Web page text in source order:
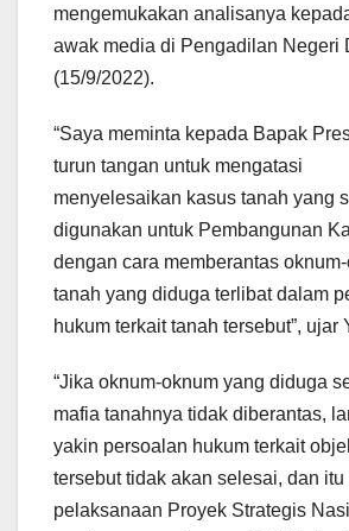
mengemukakan analisanya
awak media di Pengadilan Negeri
(15/9/2022).
“Saya meminta kepada Bapak
turun tangan untuk mengatasi
menyelesaikan kasus tanah yang
digunakan untuk Pembangunan
dengan cara memberantas
tanah yang diduga terlibat dalam
hukum terkait tanah tersebut”, ujar
“Jika oknum-oknum yang diduga
mafia tanahnya tidak diberantas,
yakin persoalan hukum terkait
tersebut tidak akan selesai, dan itu
pelaksanaan Proyek Strategis